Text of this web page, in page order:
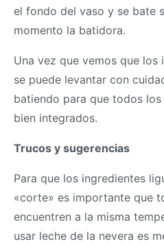
el fondo del vaso y se bate
momento la batidora.
Una vez que vemos que los
se puede levantar con
batiendo para que todos
bien integrados.
Trucos y sugerencias
Para que los ingredientes
«corte» es importante que
encuentren a la misma
usar leche de la nevera es